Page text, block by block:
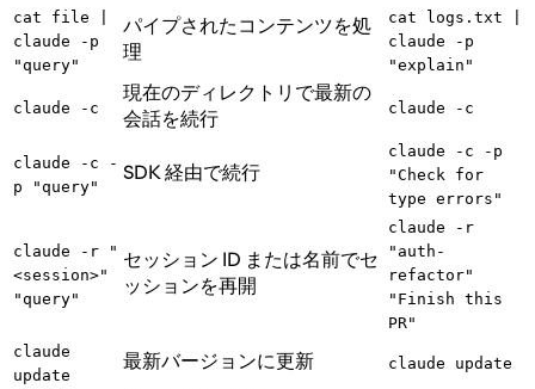
cat file |
claude -p
"query"
パイプされたコンテンツを処
理
cat logs.txt |
claude -p
"explain"
claude -c
現在のディレクトリで最新の
会話を続行
claude -c
claude -c -
p "query"
SDK 経由で続行
claude -c -p
"Check for
type errors"
claude -r "
<session>"
"query"
セッション ID または名前でセ
ッションを再開
claude -r
"auth-
refactor"
"Finish this
PR"
claude
update
最新バージョンに更新 claude update